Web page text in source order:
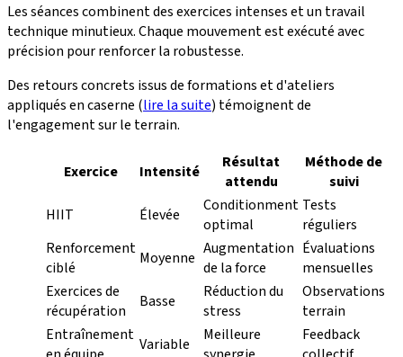
Les séances combinent des exercices intenses et un travail
technique minutieux. Chaque mouvement est exécuté avec
précision pour renforcer la robustesse.
Des retours concrets issus de formations et d'ateliers
appliqués en caserne (lire la suite) témoignent de
l'engagement sur le terrain.
Exercice Intensité
Résultat
attendu
Méthode de
suivi
HIIT
Élevée
Conditionment
optimal
Tests
réguliers
Renforcement
ciblé
Moyenne Augmentation
de la force
Évaluations
mensuelles
Exercices de
récupération
Basse
Réduction du
stress
Observations
terrain
Entraînement Variable
Meilleure
Feedback